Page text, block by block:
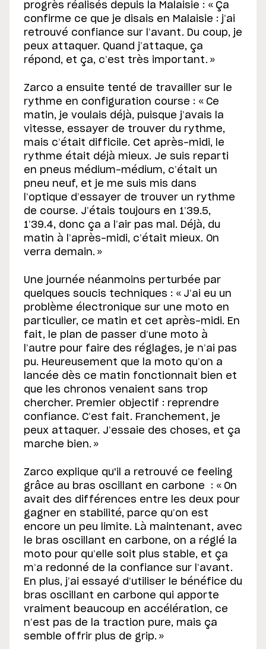
progrès réalisés depuis la Malaisie : « Ça
confirme ce que je disais en Malaisie : j’ai
retrouvé confiance sur l’avant. Du coup, je
peux attaquer. Quand j’attaque, ça
répond, et ça, c’est très important. »
Zarco a ensuite tenté de travailler sur le
rythme en configuration course : « Ce
matin, je voulais déjà, puisque j’avais la
vitesse, essayer de trouver du rythme,
mais c’était difficile. Cet après-midi, le
rythme était déjà mieux. Je suis reparti
en pneus médium-médium, c’était un
pneu neuf, et je me suis mis dans
l’optique d’essayer de trouver un rythme
de course. J’étais toujours en 1’39.5,
1’39.4, donc ça a l’air pas mal. Déjà, du
matin à l’après-midi, c’était mieux. On
verra demain. »
Une journée néanmoins perturbée par
quelques soucis techniques : « J’ai eu un
problème électronique sur une moto en
particulier, ce matin et cet après-midi. En
fait, le plan de passer d’une moto à
l’autre pour faire des réglages, je n’ai pas
pu. Heureusement que la moto qu’on a
lancée dès ce matin fonctionnait bien et
que les chronos venaient sans trop
chercher. Premier objectif : reprendre
confiance. C’est fait. Franchement, je
peux attaquer. J’essaie des choses, et ça
marche bien. »
Zarco explique qu'il a retrouvé ce feeling
grâce au bras oscillant en carbone : « On
avait des différences entre les deux pour
gagner en stabilité, parce qu’on est
encore un peu limite. Là maintenant, avec
le bras oscillant en carbone, on a réglé la
moto pour qu’elle soit plus stable, et ça
m’a redonné de la confiance sur l’avant.
En plus, j’ai essayé d’utiliser le bénéfice du
bras oscillant en carbone qui apporte
vraiment beaucoup en accélération, ce
n’est pas de la traction pure, mais ça
semble offrir plus de grip. »